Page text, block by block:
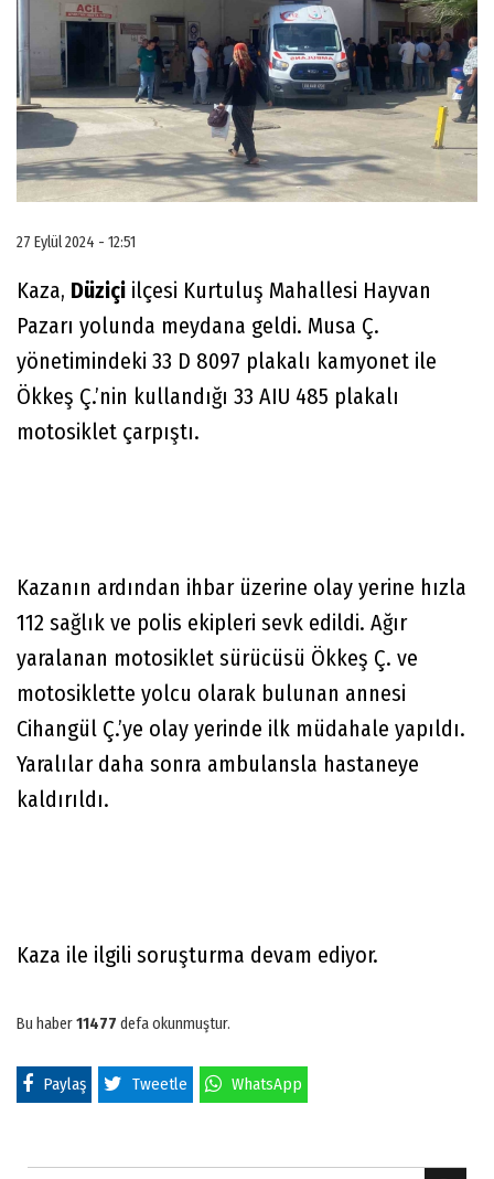
27 Eylül 2024 - 12:51
Kaza, Düziçi ilçesi Kurtuluş Mahallesi Hayvan
Pazarı yolunda meydana geldi. Musa Ç.
yönetimindeki 33 D 8097 plakalı kamyonet ile
Ökkeş Ç.’nin kullandığı 33 AIU 485 plakalı
motosiklet çarpıştı.
Kazanın ardından ihbar üzerine olay yerine hızla
112 sağlık ve polis ekipleri sevk edildi. Ağır
yaralanan motosiklet sürücüsü Ökkeş Ç. ve
motosiklette yolcu olarak bulunan annesi
Cihangül Ç.’ye olay yerinde ilk müdahale yapıldı.
Yaralılar daha sonra ambulansla hastaneye
kaldırıldı.
Kaza ile ilgili soruşturma devam ediyor.
Bu haber11477 defa okunmuştur.
Paylaş Tweetle WhatsApp